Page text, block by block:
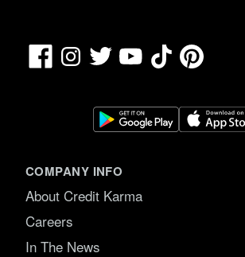
FacebookInstagram
Twitter YouTubeTikTokPinterest
COMPANY INFO
About Credit Karma
Careers
In The News